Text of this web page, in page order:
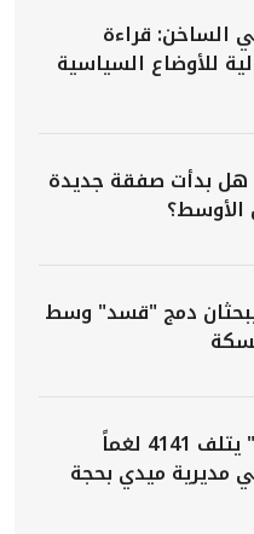
الساخن: قراءة
للأوضاع السياسية
هل بدأت صفقة جديدة
الأوسط؟
دمج "قسد" وسط
مشروع "مسام" يتلف 4141 لغماً
مديرية ميدي بحجة